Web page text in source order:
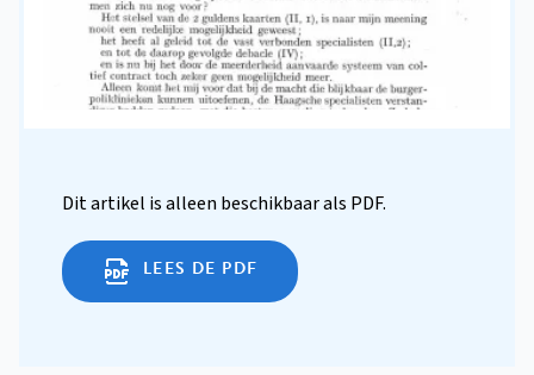
Dit artikel is alleen beschikbaar als PDF.
LEES DE PDF